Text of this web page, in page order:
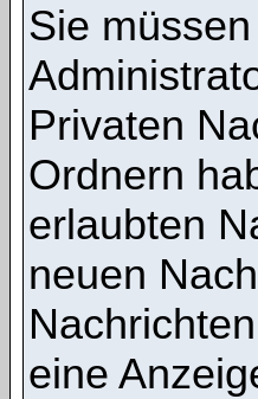
Sie
Privaten
Ordnern
erlaubten
neuen
eine